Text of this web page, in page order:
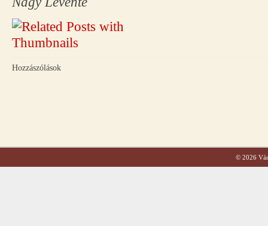
Hozzászólások
© 2026